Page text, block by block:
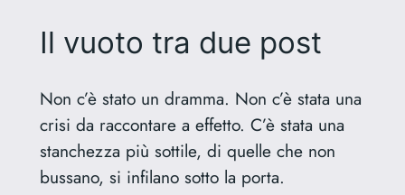
Il vuoto tra due post
Non c’è stato un dramma. Non c’è stata una
crisi da raccontare a effetto. C’è stata una
stanchezza più sottile, di quelle che non
bussano, si infilano sotto la porta.